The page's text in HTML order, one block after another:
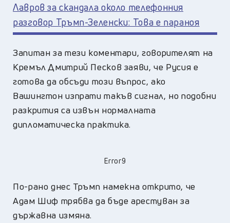
Лавров за скандала около телефонния
разговор Тръмп-Зеленски: Това е параноя
Запитан за тези коментари, говорителят на
Кремъл Дмитрий Песков заяви, че Русия е
готова да обсъди този въпрос, ако
Вашингтон изпрати такъв сигнал, но подобни
разкрития са извън нормалната
дипломатическа практика.
Error9
По-рано днес Тръмп намекна открито, че
Адам Шиф трябва да бъде арестуван за
държавна измяна.